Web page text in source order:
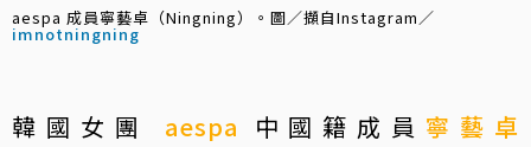
aespa 成員寧藝卓（Ningning）。圖／擷自Instagram／
imnotningning
韓國女團 aespa 中國籍成員 寧藝卓